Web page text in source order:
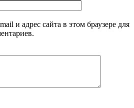
и адрес сайта в этом браузере для